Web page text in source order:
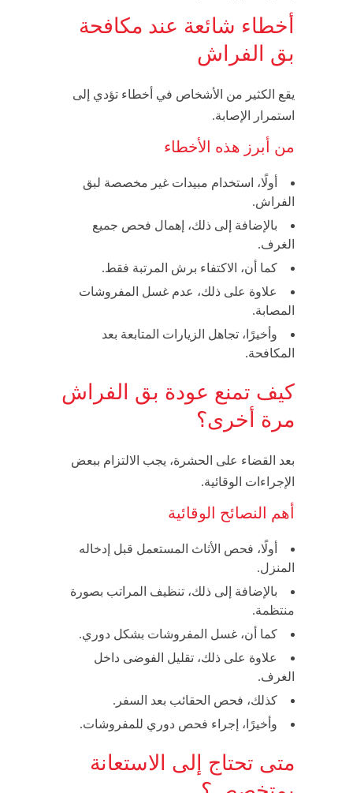
أخطاء شائعة عند مكافحة
بق الفراش
يقع الكثير من الأشخاص في أخطاء تؤدي إلى
استمرار الإصابة.
من أبرز هذه الأخطاء
أولًا، استخدام مبيدات غير مخصصة لبق
الفراش.
بالإضافة إلى ذلك، إهمال فحص جميع
الغرف.
كما أن، الاكتفاء برش المرتبة فقط.
علاوة على ذلك، عدم غسل المفروشات
المصابة.
وأخيرًا، تجاهل الزيارات المتابعة بعد
المكافحة.
كيف تمنع عودة بق الفراش
مرة أخرى؟
بعد القضاء على الحشرة، يجب الالتزام ببعض
الإجراءات الوقائية.
أهم النصائح الوقائية
أولًا، فحص الأثاث المستعمل قبل إدخاله
المنزل.
بالإضافة إلى ذلك، تنظيف المراتب بصورة
منتظمة.
كما أن، غسل المفروشات بشكل دوري.
علاوة على ذلك، تقليل الفوضى داخل
الغرف.
كذلك، فحص الحقائب بعد السفر.
وأخيرًا، إجراء فحص دوري للمفروشات.
متى تحتاج إلى الاستعانة